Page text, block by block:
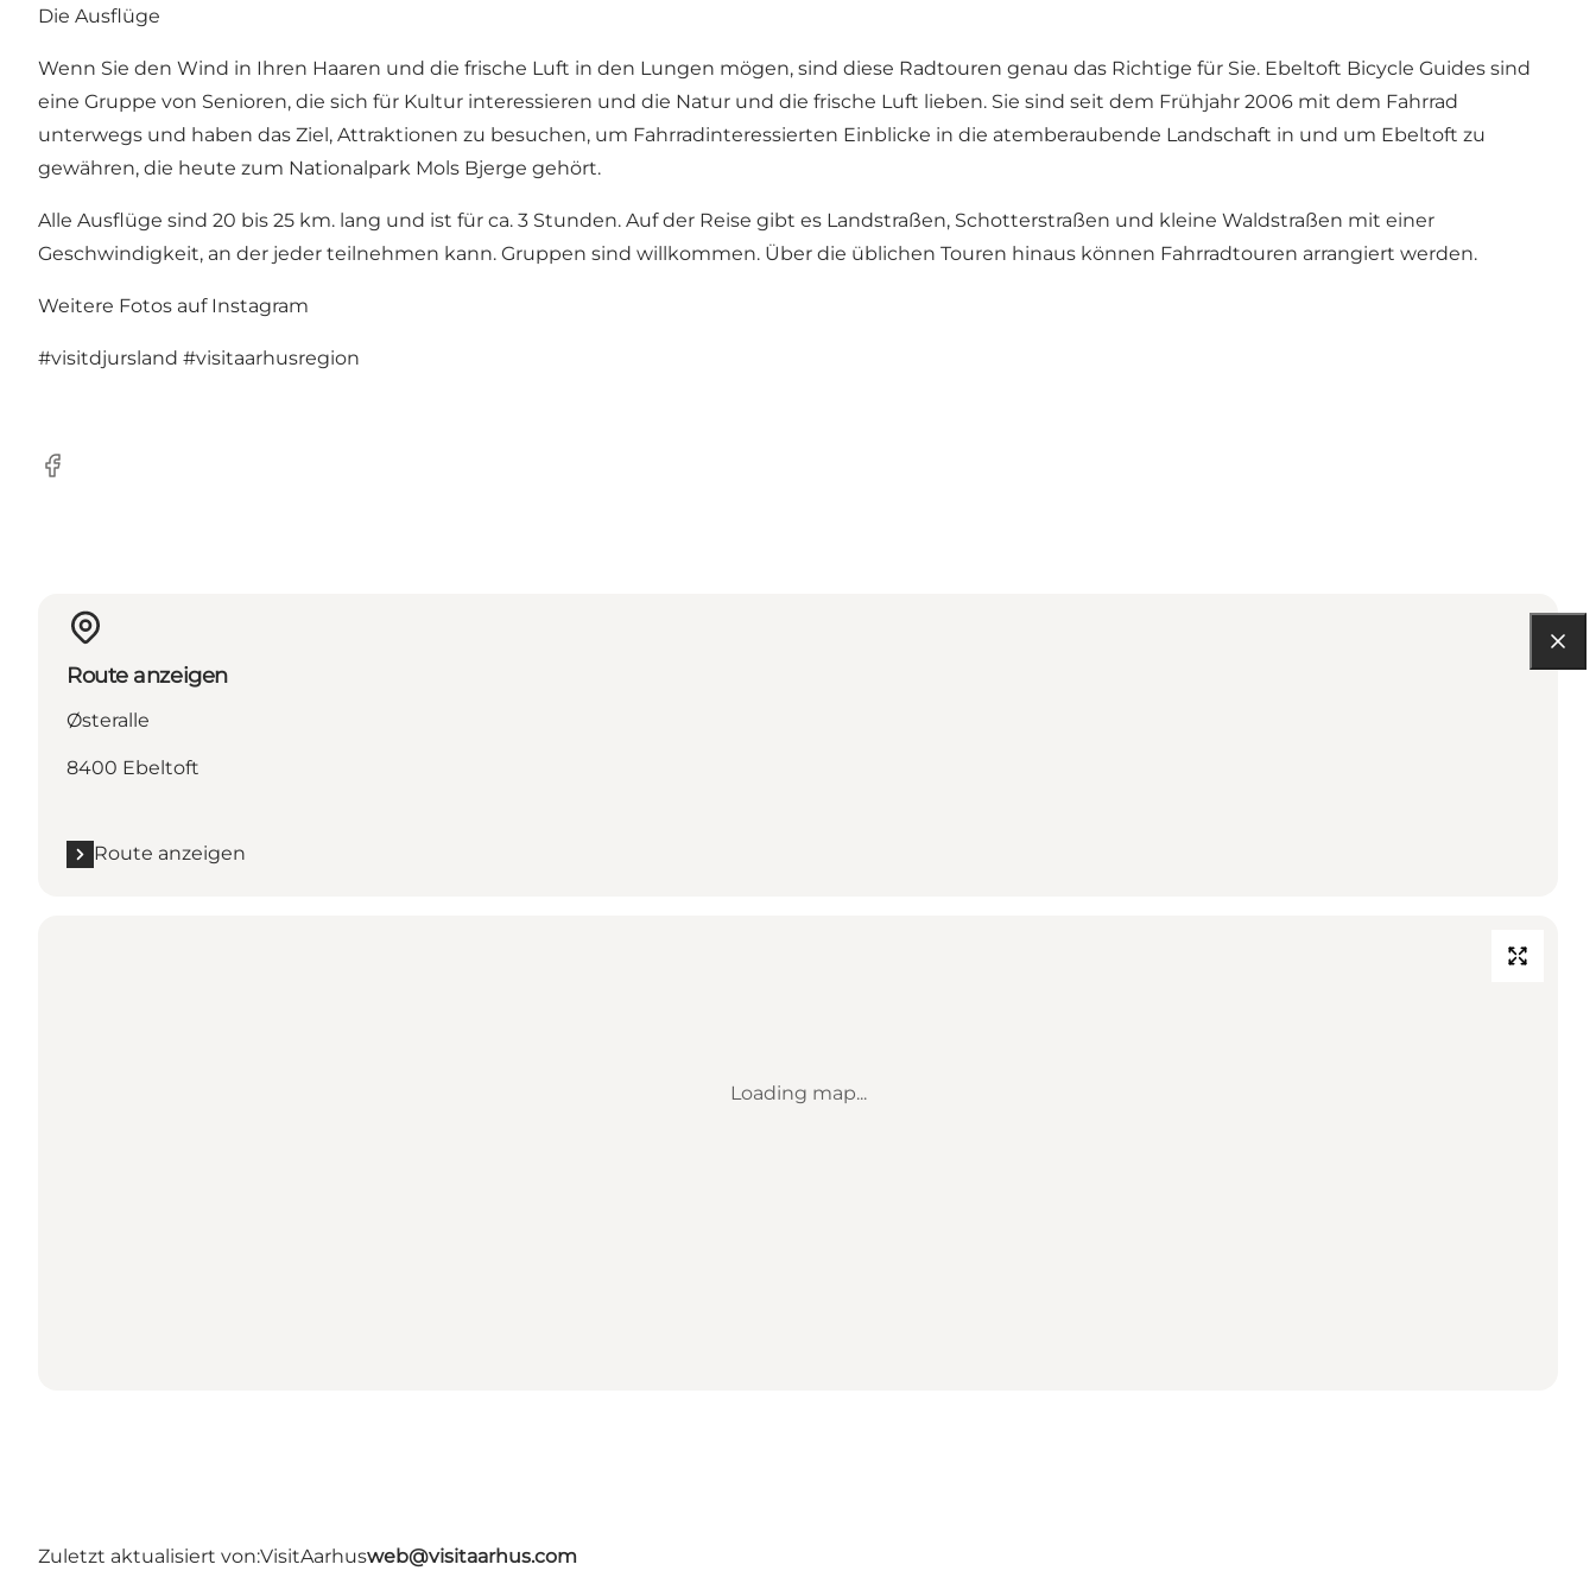
Die Ausflüge
Wenn Sie den Wind in Ihren Haaren und die frische Luft in den Lungen mögen, sind diese Radtouren genau das Richtige für Sie. Ebeltoft Bicycle Guides sind
eine Gruppe von Senioren, die sich für Kultur interessieren und die Natur und die frische Luft lieben. Sie sind seit dem Frühjahr 2006 mit dem Fahrrad
unterwegs und haben das Ziel, Attraktionen zu besuchen, um Fahrradinteressierten Einblicke in die atemberaubende Landschaft in und um Ebeltoft zu
gewähren, die heute zum Nationalpark Mols Bjerge gehört.
Alle Ausflüge sind 20 bis 25 km. lang und ist für ca. 3 Stunden. Auf der Reise gibt es Landstraßen, Schotterstraßen und kleine Waldstraßen mit einer
Geschwindigkeit, an der jeder teilnehmen kann. Gruppen sind willkommen. Über die üblichen Touren hinaus können Fahrradtouren arrangiert werden.
Weitere Fotos auf Instagram
#visitdjursland #visitaarhusregion
Facebook
Route anzeigen
Østeralle
8400 Ebeltoft
Route anzeigen
Loading map...
Zuletzt aktualisiert von:VisitAarhusweb@visitaarhus.com